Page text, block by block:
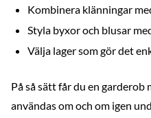
Kombinera klänningar
Styla byxor och blusar
Välja lager som gör det
På så sätt får du en garderob
användas om och om igen